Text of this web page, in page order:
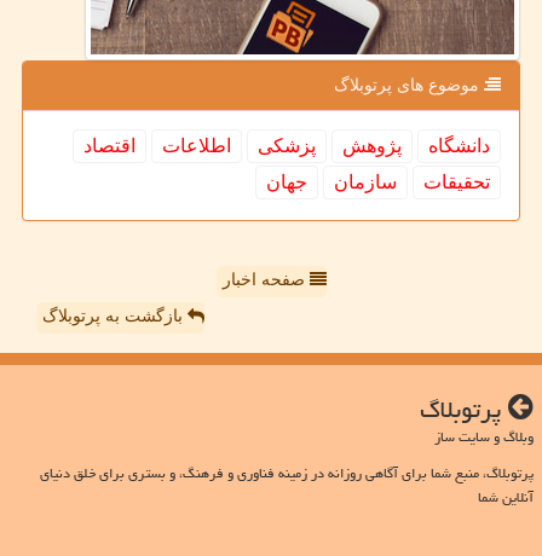
موضوع های پرتوبلاگ
دانشگاه پژوهش پزشكی اطلاعات
اقتصاد
تحقیقات
سازمان جهان
صفحه اخبار
بازگشت به پرتوبلاگ
پرتوبلاگ
وبلاگ و سایت ساز
پرتوبلاگ، منبع شما برای آگاهی روزانه در زمینه فناوری و فرهنگ، و بستری برای خلق دنیای
آنلاین شما